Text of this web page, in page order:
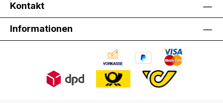
Kontakt
Informationen